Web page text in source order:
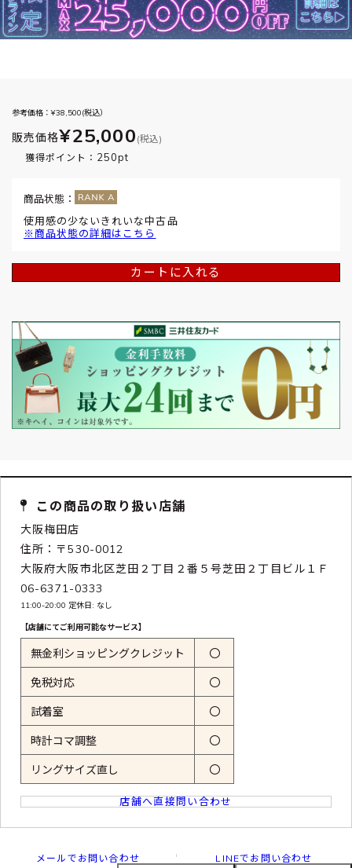
参考価格：¥38,500(税込）
販売価格¥25,000 (税込)
獲得ポイント： 250pt
商品状態：
使用感の少ないきれいな中古品
※商品状態の詳細はこちら
カートに入れる
この商品の取り扱い店舗
大阪梅田店
住所：〒530-0012
大阪府大阪市北区芝田２丁目２番５号芝田２丁目ビル１Ｆ
06-6371-0333
11:00-20:00 定休日: なし
【店舗にてご利用可能なサービス】
無金利ショッピングクレジット 〇
免税対応 〇
試着室 〇
時計コマ調整 〇
リングサイズ直し 〇
店舗へ直接問い合わせ
メールでお問い合わせ LINEでお問い合わせ